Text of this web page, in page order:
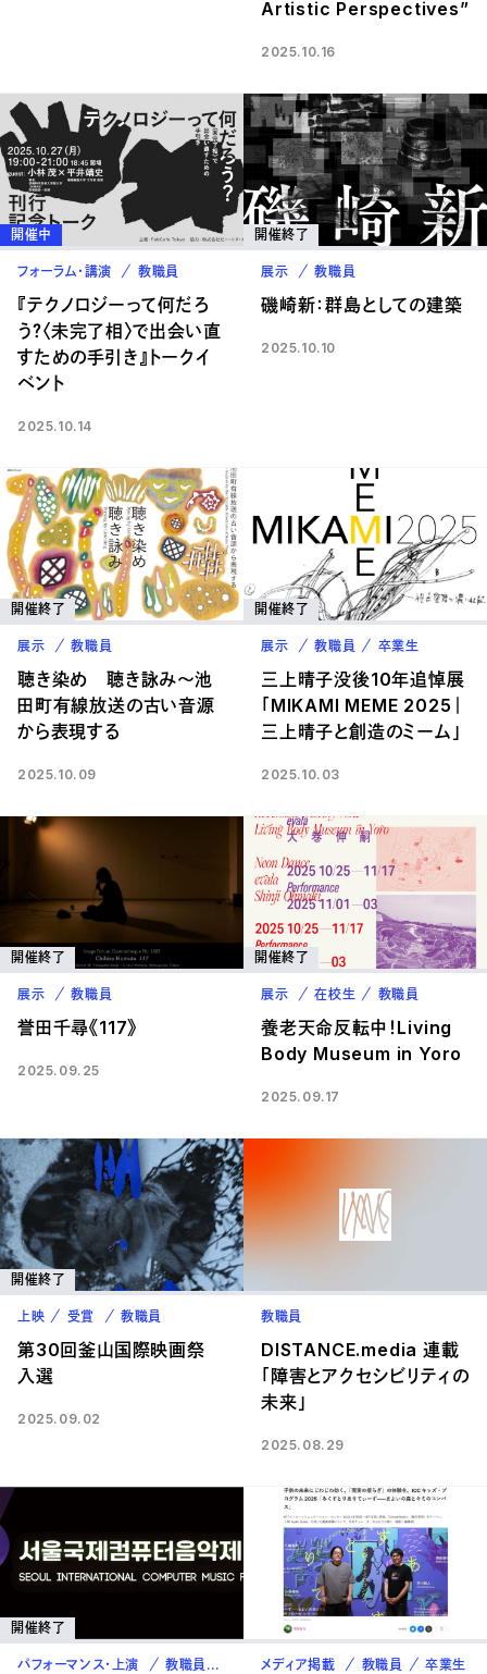
Artistic Perspectives”
2025.10.16
開催中
フォーラム・講演 教職員
『テクノロジーって何だろ
う？〈未完了相〉で出会い直
すための手引き』トークイ
ベント
2025.10.14
開催終了
展示 教職員
磯崎新：群島としての建築
2025.10.10
開催終了
展示 教職員
聴き染め 聴き詠み〜池
田町有線放送の古い音源
から表現する
2025.10.09
開催終了
展示 教職員 卒業生
三上晴子没後10年追悼展
「MIKAMI MEME 2025｜
三上晴子と創造のミーム」
2025.10.03
開催終了
展示 教職員
誉田千尋《117》
2025.09.25
開催終了
展示 在校生 教職員
養⽼天命反転中！Living
Body Museum in Yoro
2025.09.17
開催終了
上映 受賞 教職員
第30回釜山国際映画祭
入選
2025.09.02
教職員
DISTANCE.media 連載
「障害とアクセシビリティの
未来」
2025.08.29
開催終了
パフォーマンス・上演 教職員 卒業生メディア掲載 教職員 卒業生